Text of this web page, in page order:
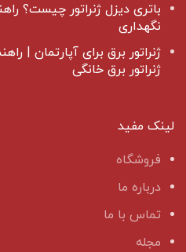
باتری دیزل ژنراتور چیست؟
نگهداری
ژنراتور برق برای آپارتمان |
ژنراتور برق خانگی
لینک مفید
فروشگاه
درباره ما
تماس با ما
مجله